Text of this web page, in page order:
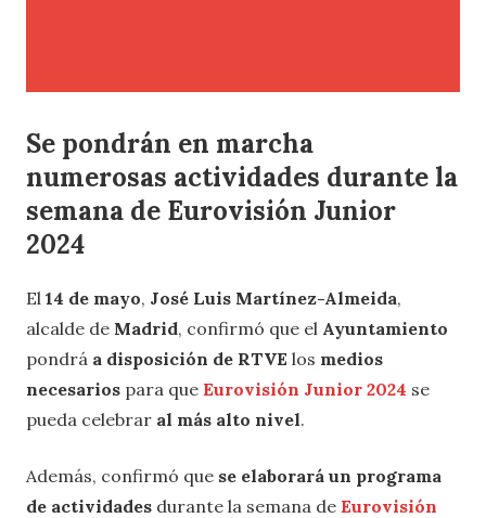
Se pondrán en marcha
numerosas actividades durante la
semana de Eurovisión Junior
2024
El 14 de mayo, José Luis Martínez-Almeida,
alcalde de Madrid, confirmó que el Ayuntamiento
pondrá a disposición de RTVE los medios
necesarios para que Eurovisión Junior 2024 se
pueda celebrar al más alto nivel.
Además, confirmó que se elaborará un programa
de actividades durante la semana de Eurovisión